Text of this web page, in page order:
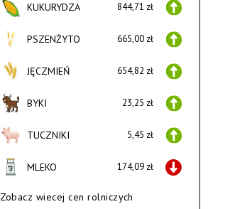
KUKURYDZA 844,71 zł
PSZENŻYTO 665,00 zł
JĘCZMIEŃ 654,82 zł
BYKI 23,25 zł
TUCZNIKI 5,45 zł
MLEKO 174,09 zł
Zobacz wiecej cen rolniczych